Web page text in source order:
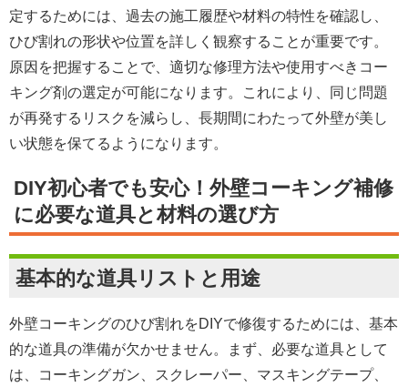
定するためには、過去の施工履歴や材料の特性を確認し、
ひび割れの形状や位置を詳しく観察することが重要です。
原因を把握することで、適切な修理方法や使用すべきコー
キング剤の選定が可能になります。これにより、同じ問題
が再発するリスクを減らし、長期間にわたって外壁が美し
い状態を保てるようになります。
DIY初心者でも安心！外壁コーキング補修
に必要な道具と材料の選び方
基本的な道具リストと用途
外壁コーキングのひび割れをDIYで修復するためには、基本
的な道具の準備が欠かせません。まず、必要な道具として
は、コーキングガン、スクレーパー、マスキングテープ、